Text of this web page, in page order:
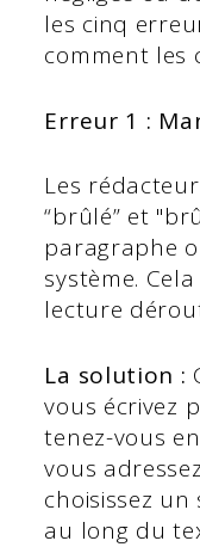
les cinq
comment les
Erreur 1 :
Les
“brûlé” et
paragraphe
système.
lecture
La solution :
vous écrivez
tenez-vous
vous
choisissez
au long du